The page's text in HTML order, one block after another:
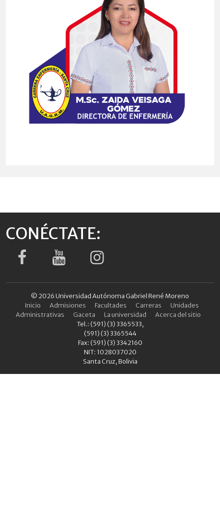
CONÉCTATE:
© 2026 Universidad Autónoma Gabriel René Moreno
Inicio
Admisiones Facultades Carreras
Unidades
Administrativas
Gaceta La universidad
Acerca del sitio
Tel.: (591) (3) 3365533,
(591) (3) 3365544
Fax: (591) (3) 3342160
NIT: 1028037020
Santa Cruz, Bolivia